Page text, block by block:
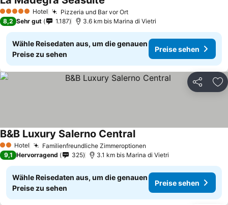
5 Sterne Hotel Pizzeria und Bar vor Ort
8,2 Sehr gut 1.187 3.6 km bis Marina di Vietri
Wähle Reisedaten aus, um die genauen
Preise zu sehen
Preise sehen
Teilen
2 Sterne
Hotel Familienfreundliche Zimmeroptionen
B&B Luxury Salerno Central
9,1 Hervorragend 325 3.1 km bis Marina di Vietri
Wähle Reisedaten aus, um die genauen
Preise zu sehen
Preise sehen